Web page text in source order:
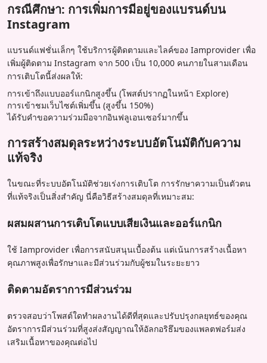
กรณีศึกษา: การเพิ่มการมีอยู่ของแบรนด์บน
Instagram
แบรนด์แฟชั่นเล็กๆ ใช้บริการผู้ติดตามและไลค์ของ Iamprovider เพื่อ
เพิ่มผู้ติดตาม Instagram จาก 500 เป็น 10,000 คนภายในสามเดือน
การเติบโตนี้ส่งผลให้:
การเข้าถึงแบบออร์แกนิกสูงขึ้น (โพสต์ปรากฏในหน้า Explore)
การเข้าชมเว็บไซต์เพิ่มขึ้น (สูงขึ้น 150%)
ได้รับคำขอความร่วมมือจากอินฟลูเอนเซอร์มากขึ้น
การสร้างสมดุลระหว่างระบบอัตโนมัติกับความ
แท้จริง
ในขณะที่ระบบอัตโนมัติช่วยเร่งการเติบโต การรักษาความเป็นตัวตน
ที่แท้จริงเป็นสิ่งสำคัญ นี่คือวิธีสร้างสมดุลที่เหมาะสม:
ผสมผสานการเติบโตแบบเสียเงินและออร์แกนิก
ใช้ Iamprovider เพื่อการสนับสนุนเบื้องต้น แต่เน้นการสร้างเนื้อหา
คุณภาพสูงเพื่อรักษาและมีส่วนร่วมกับผู้ชมในระยะยาว
ติดตามอัตราการมีส่วนร่วม
ตรวจสอบว่าโพสต์ใดทำผลงานได้ดีที่สุดและปรับปรุงกลยุทธ์ของคุณ
อัตราการมีส่วนร่วมที่สูงส่งสัญญาณให้อัลกอริธึมของแพลตฟอร์มส่ง
เสริมเนื้อหาของคุณต่อไป